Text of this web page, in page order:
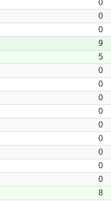
0
0
0
9
5
0
0
0
0
0
0
0
0
0
8